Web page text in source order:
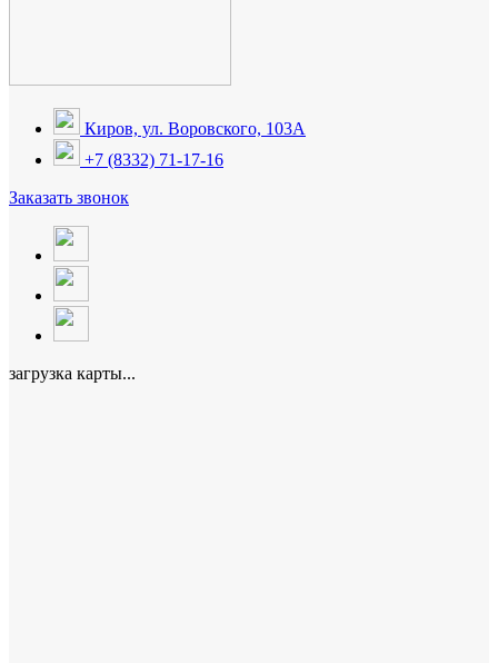
Киров, ул. Воровского, 103А
+7 (8332) 71-17-16
Заказать звонок
загрузка карты...